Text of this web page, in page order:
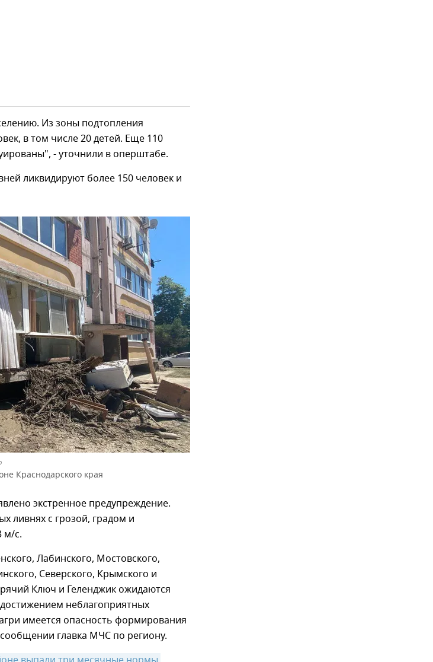
Из зоны подтопления
в том числе 20 детей. Еще 110
- уточнили в оперштабе.
ликвидируют более 150 человек и
Краснодарского края
экстренное предупреждение.
ливнях с грозой, градом и
м/с.
Лабинского, Мостовского,
Северского, Крымского и
Ключ и Геленджик ожидаются
неблагоприятных
имеется опасность формирования
главка МЧС по региону.